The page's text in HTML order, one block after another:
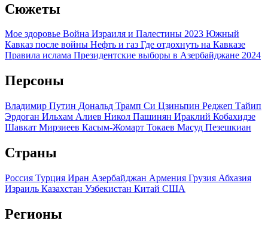
Сюжеты
Мое здоровье Война Израиля и Палестины 2023 Южный
Кавказ после войны Нефть и газ Где отдохнуть на Кавказе
Правила ислама Президентские выборы в Азербайджане 2024
Персоны
Владимир Путин Дональд Трамп Си Цзиньпин Реджеп Тайип
Эрдоган Ильхам Алиев Никол Пашинян Ираклий Кобахидзе
Шавкат Мирзиеев Касым-Жомарт Токаев Масуд Пезешкиан
Страны
Россия Турция Иран Азербайджан Армения Грузия Абхазия
Израиль Казахстан Узбекистан Китай США
Регионы